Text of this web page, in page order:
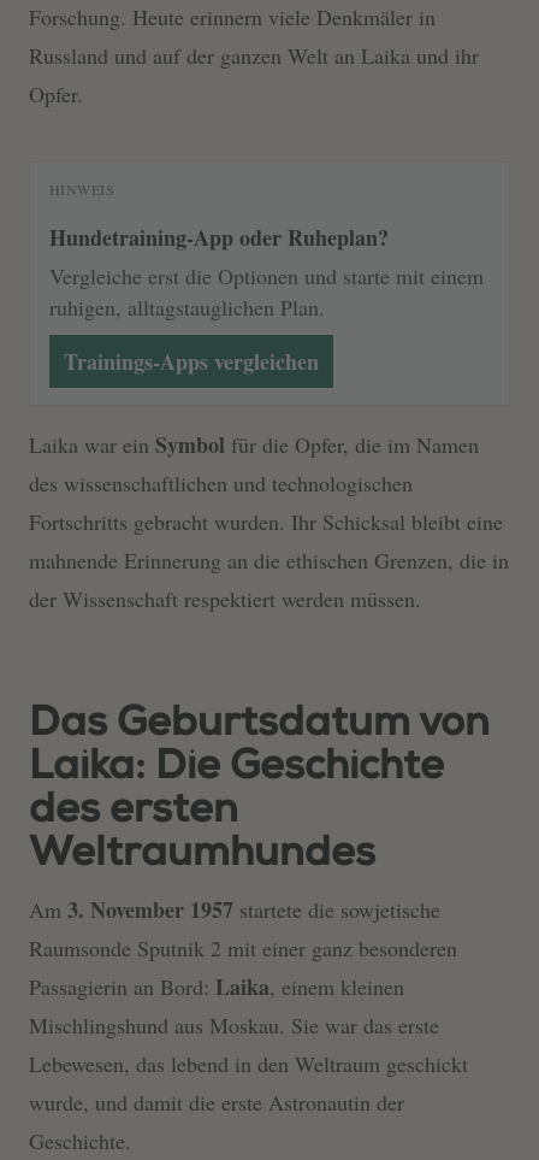
Forschung. Heute erinnern viele Denkmäler in
Russland und auf der ganzen Welt an Laika und ihr
Opfer.
HINWEIS
Hundetraining-App oder Ruheplan?
Vergleiche erst die Optionen und starte mit einem
ruhigen, alltagstauglichen Plan.
Trainings-Apps vergleichen
Laika war ein Symbol für die Opfer, die im Namen
des wissenschaftlichen und technologischen
Fortschritts gebracht wurden. Ihr Schicksal bleibt eine
mahnende Erinnerung an die ethischen Grenzen, die in
der Wissenschaft respektiert werden müssen.
Das Geburtsdatum von
Laika: Die Geschichte
des ersten
Weltraumhundes
Am 3. November 1957 startete die sowjetische
Raumsonde Sputnik 2 mit einer ganz besonderen
Passagierin an Bord: Laika, einem kleinen
Mischlingshund aus Moskau. Sie war das erste
Lebewesen, das lebend in den Weltraum geschickt
wurde, und damit die erste Astronautin der
Geschichte.